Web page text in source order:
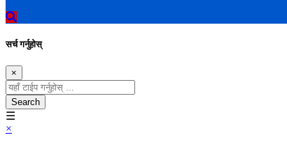
सर्च गर्नुहोस्
×
Search
☰
×